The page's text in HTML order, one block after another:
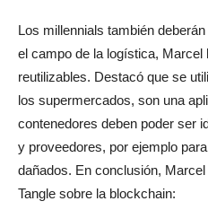
Los millennials también
el campo de la logística, Marcel
reutilizables. Destacó que se
los supermercados, son una
contenedores deben poder ser
y proveedores, por ejemplo
dañados. En conclusión,
Tangle sobre la blockchain: